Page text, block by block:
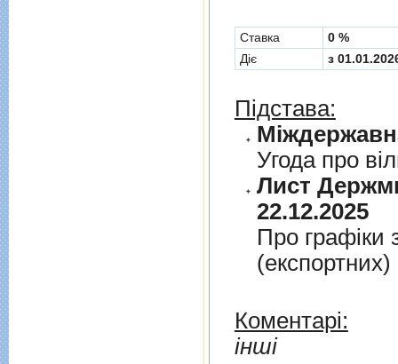
Cтавка
0 %
Діє
з
Підстава:
Угода про
Лист
22.12.2025
Про графiки
Коментарі:
інші